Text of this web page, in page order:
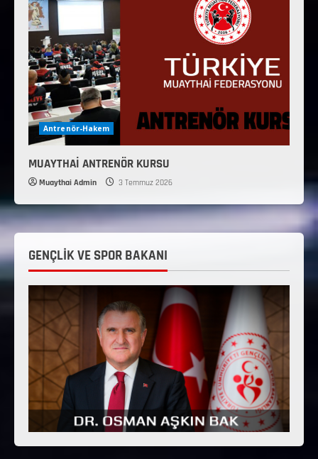
Antrenör-Hakem
MUAYTHAİ ANTRENÖR KURSU
Muaythai Admin 3 Temmuz 2026
GENÇLİK VE SPOR BAKANI